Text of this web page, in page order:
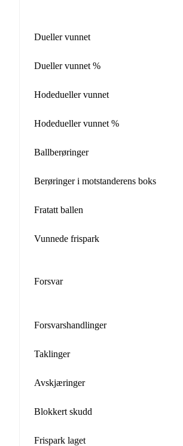
Dueller vunnet
Dueller vunnet %
Hodedueller vunnet
Hodedueller vunnet %
Ballberøringer
Berøringer i motstanderens boks
Fratatt ballen
Vunnede frispark
Forsvar
Forsvarshandlinger
Taklinger
Avskjæringer
Blokkert skudd
Frispark laget